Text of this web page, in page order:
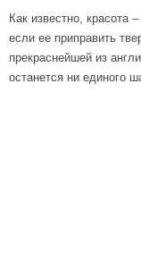
Как известно, красота
если ее приправить
прекраснейшей из
останется ни единого